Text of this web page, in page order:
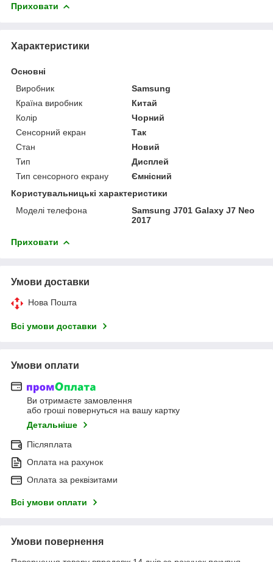
Приховати
Характеристики
Основні
Виробник
Samsung
Країна виробник
Китай
Колір
Чорний
Сенсорний екран
Так
Стан
Новий
Тип
Дисплей
Тип сенсорного екрану
Ємнісний
Користувальницькі характеристики
Моделі телефона
Samsung J701 Galaxy J7 Neo
2017
Приховати
Умови доставки
Нова Пошта
Всі умови доставки
Умови оплати
Ви отримаєте замовлення
або гроші повернуться на вашу картку
Детальніше
Післяплата
Оплата на рахунок
Оплата за реквізитами
Всі умови оплати
Умови повернення